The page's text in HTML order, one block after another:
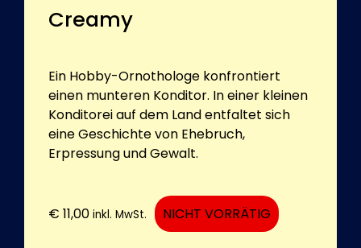
Creamy
Ein Hobby-Ornothologe konfrontiert
einen munteren Konditor. In einer kleinen
Konditorei auf dem Land entfaltet sich
eine Geschichte von Ehebruch,
Erpressung und Gewalt.
€ 11,00 inkl. MwSt. NICHT VORRÄTIG